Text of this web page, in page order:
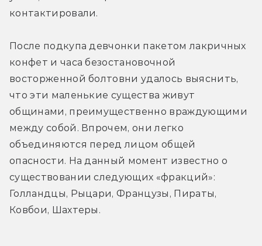
контактировали.
После подкупа девчонки пакетом лакричных
конфет и часа безостановочной
восторженной болтовни удалось выяснить,
что эти маленькие существа живут
общинами, преимущественно враждующими
между собой. Впрочем, они легко
объединяются перед лицом общей
опасности. На данный момент известно о
существовании следующих «фракций»:
Голландцы, Рыцари, Французы, Пираты,
Ковбои, Шахтеры.